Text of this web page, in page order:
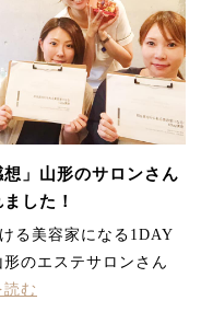
想」山形のサロンさん
した！
ける美容家になる1DAY
のエステサロンさん
読む